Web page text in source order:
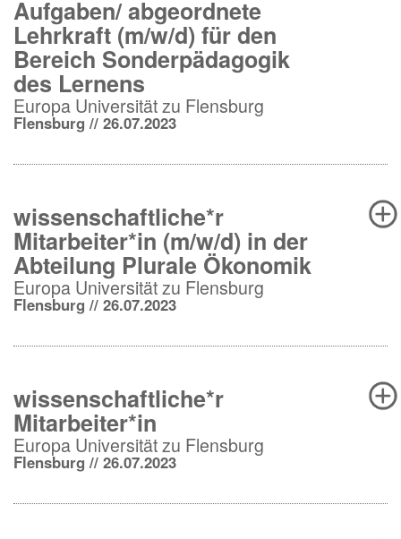
Aufgaben/ abgeordnete
Lehrkraft (m/w/d) für den
Bereich Sonderpädagogik
des Lernens
Europa Universität zu Flensburg
Flensburg // 26.07.2023
wissenschaftliche*r
Mitarbeiter*in (m/w/d) in der
Abteilung Plurale Ökonomik
Europa Universität zu Flensburg
Flensburg // 26.07.2023
wissenschaftliche*r
Mitarbeiter*in
Europa Universität zu Flensburg
Flensburg // 26.07.2023